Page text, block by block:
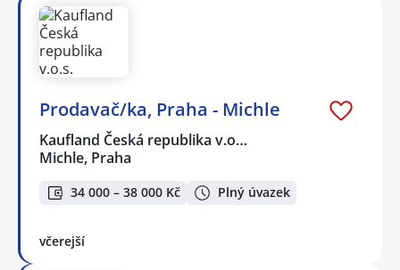
Prodavač/ka, Praha - Michle
Kaufland Česká republika v.o…
Michle, Praha
34 000 – 38 000 Kč Plný úvazek
včerejší